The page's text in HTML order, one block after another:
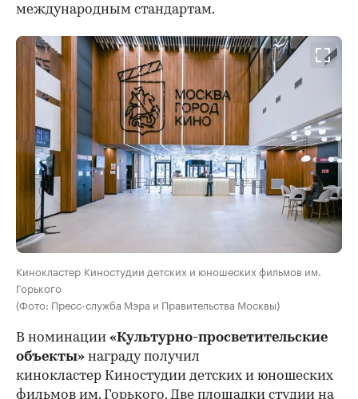
международным стандартам.
Кинокластер Киностудии детских и юношеских фильмов им.
Горького
(Фото: Пресс-служба Мэра и Правительства Москвы)
В номинации «Культурно-просветительские
объекты» награду получил
кинокластер Киностудии детских и юношеских
фильмов им. Горького. Две площадки студии на